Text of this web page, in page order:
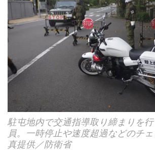
駐屯地内で交通指導取り締まりを
員。一時停止や速度超過などのチ
真提供／防衛省